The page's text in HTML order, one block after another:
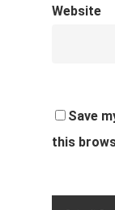
Website
Save
this